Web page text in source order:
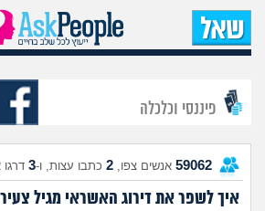
עמוד
שאל
שאלות
פיננסי וכלכלה
59062 אנשים צפו, 2 כתבו עצות, ו-3
איך לשפר את דירוג האשראי מגיל